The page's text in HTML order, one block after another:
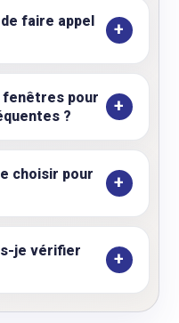
faire appel
pour
?
choisir pour
je vérifier